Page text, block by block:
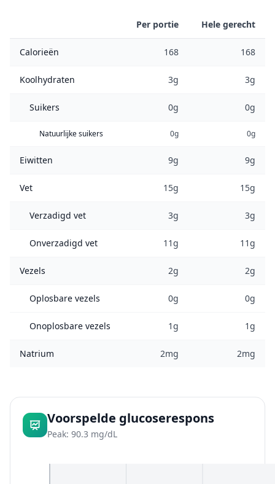
Per portie Hele gerecht
Calorieën 168 168
Koolhydraten 3g 3g
Suikers 0g 0g
Natuurlijke suikers 0g 0g
Eiwitten 9g 9g
Vet 15g 15g
Verzadigd vet 3g 3g
Onverzadigd vet 11g 11g
Vezels 2g 2g
Oplosbare vezels 0g 0g
Onoplosbare vezels 1g 1g
Natrium 2mg 2mg
Voorspelde glucoserespons
Peak: 90.3 mg/dL